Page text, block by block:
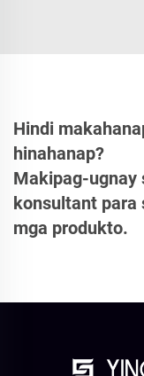
Hindi
hinahanap?
Makipag-ugnay
konsultant para
mga produkto.